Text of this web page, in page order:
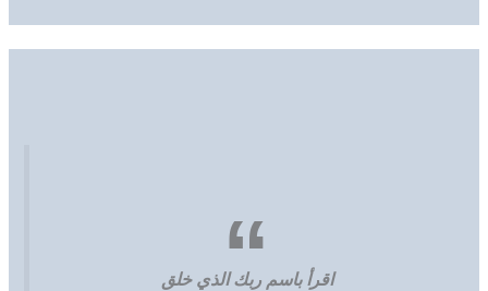
اقرأ باسم ربك الذي خلق